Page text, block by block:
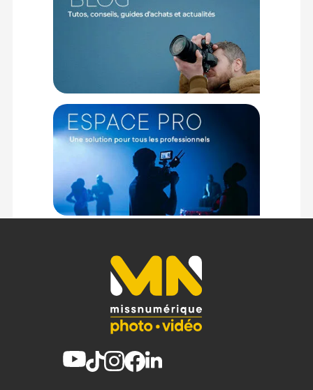
accessoires comme un moniteur, un microphone, ou encore
une batterie V-mount, offrant ainsi une flexibilité maximale
pour les utilisateurs professionnels.
Caractéristiques du Smallrig 4327 Focus Control Double
Compatibilité : DJI RS2/RS3 Pro/RS4/RS4 Pro
Contrôle sans fil : Oui, sans fil propriétaire intégré
Alimentation : Batterie intégrée
Consommation d'énergie : 0,5 W
Courant de fonctionnement : 1 A
Montage : 1x Cold Shoe, 1x 1/4"-20 avec trous de repère, 1x
3/8"-16 avec trous de repère, 1x Rail NATO
Matériau de construction : Alliage d'aluminium et plastique
Dimensions : 520 x 209 x 66 mm
CONTENU DU CARTON
1 x Smallrig 4327 Focus Control Double poignée pour DJI série
Offre valable jusqu'au 07-08-2026 inclus.
DJI série RS - Stabilisateur - Achat et prix :
Garantie 2 ans